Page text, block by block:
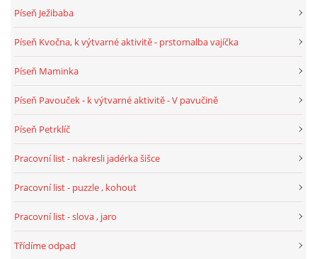
BÁSNĚ K TÉMATU ZIMA
POHYBOVÉ AKTIVITY NA TÉMA ZIMA
VZDĚLÁVACÍ PLÁN OD ZÁŘÍ DO ČERVNA
TÝDENNÍ PLÁNY
SMYSLOVÁ AKTIVITA
Píseň Ježibaba
Píseň Kvočna, k výtvarné aktivitě - prstomalba vajíčka
Píseň Maminka
Píseň Pavouček - k výtvarné aktivitě - V pavučině
Píseň Petrklíč
Pracovní list - nakresli jadérka šišce
Pracovní list - puzzle , kohout
Pracovní list - slova , jaro
Třídíme odpad